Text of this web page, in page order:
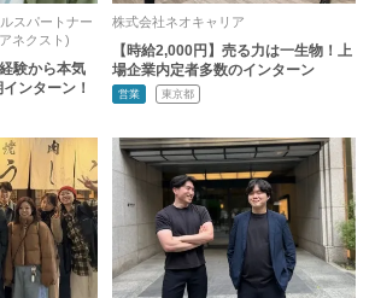
スパートナー
ネクスト)
験から本気
ンターン！
株式会社ネオキャリア
【時給2,000円】売る力は一生物！上
場企業内定者多数のインターン
営業 東京都